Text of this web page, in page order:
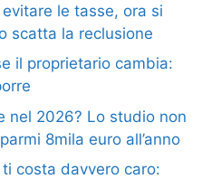
le tasse, ora si
scatta la reclusione
il proprietario cambia:
nel 2026? Lo studio non
8mila euro all’anno
costa davvero caro: